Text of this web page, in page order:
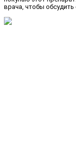
врача, чтобы обсудить